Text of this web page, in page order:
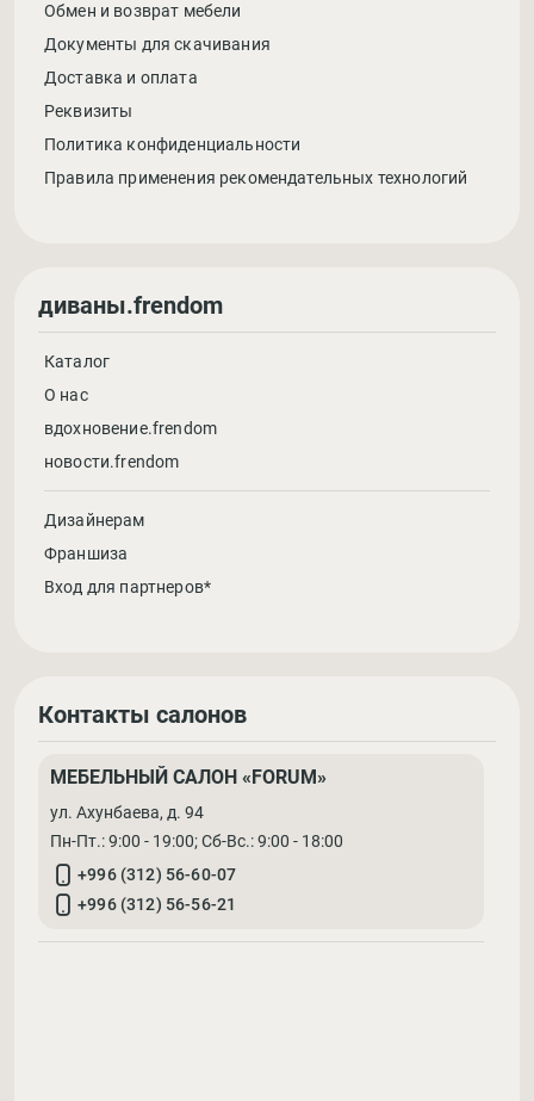
Обмен и возврат мебели
Документы для скачивания
Доставка и оплата
Реквизиты
Политика конфиденциальности
Правила применения рекомендательных технологий
диваны.frendom
Каталог
О нас
вдохновение.frendom
новости.frendom
Дизайнерам
Франшиза
Вход для партнеров*
Контакты салонов
МЕБЕЛЬНЫЙ САЛОН «FORUM»
ул. Ахунбаева, д. 94
Пн-Пт.: 9:00 - 19:00; Cб-Вс.: 9:00 - 18:00
+996 (312) 56-60-07
+996 (312) 56-56-21